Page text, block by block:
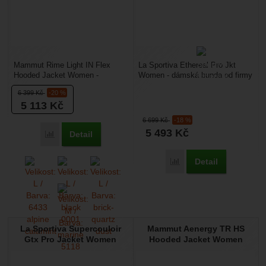
6 399Kč -20 %
5 113 Kč
Přidat 'Mammut Rime Light IN Flex Hooded Jacket Women'
Detail
Mammut Rime Light IN Flex
Hooded Jacket Women -
dámská bunda od firmy Mammut
vám poskytne perfektní izolaci...
6 699Kč -18 %
5 493 Kč
Přidat 'La Sportiva
Detail
La Sportiva Ethereal Pro Jkt
Women - dámská bunda od firmy
La Sportiva Supercouloir
Gtx Pro Jacket Women
Mammut Aenergy TR HS
Hooded Jacket Women